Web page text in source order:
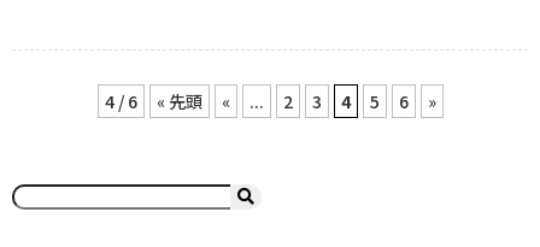
4 / 6 « 先頭 « ... 2 3 4 5 6 »